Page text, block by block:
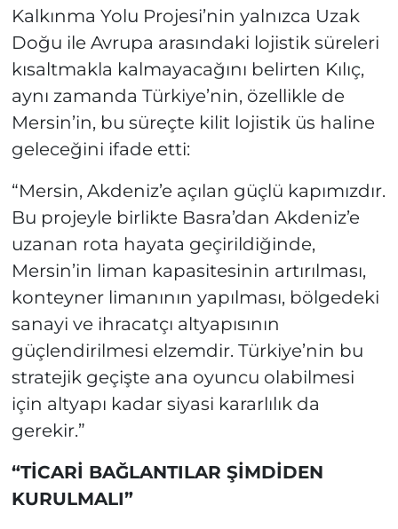
Kalkınma Yolu Projesi’nin yalnızca Uzak
Doğu ile Avrupa arasındaki lojistik süreleri
kısaltmakla kalmayacağını belirten Kılıç,
aynı zamanda Türkiye’nin, özellikle de
Mersin’in, bu süreçte kilit lojistik üs haline
geleceğini ifade etti:
“Mersin, Akdeniz’e açılan güçlü kapımızdır.
Bu projeyle birlikte Basra’dan Akdeniz’e
uzanan rota hayata geçirildiğinde,
Mersin’in liman kapasitesinin artırılması,
konteyner limanının yapılması, bölgedeki
sanayi ve ihracatçı altyapısının
güçlendirilmesi elzemdir. Türkiye’nin bu
stratejik geçişte ana oyuncu olabilmesi
için altyapı kadar siyasi kararlılık da
gerekir.”
“TİCARİ BAĞLANTILAR ŞİMDİDEN
KURULMALI”